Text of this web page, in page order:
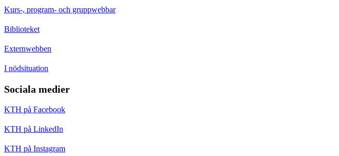
Kurs-, program- och gruppwebbar
Biblioteket
Externwebben
I nödsituation
Sociala medier
KTH på Facebook
KTH på LinkedIn
KTH på Instagram